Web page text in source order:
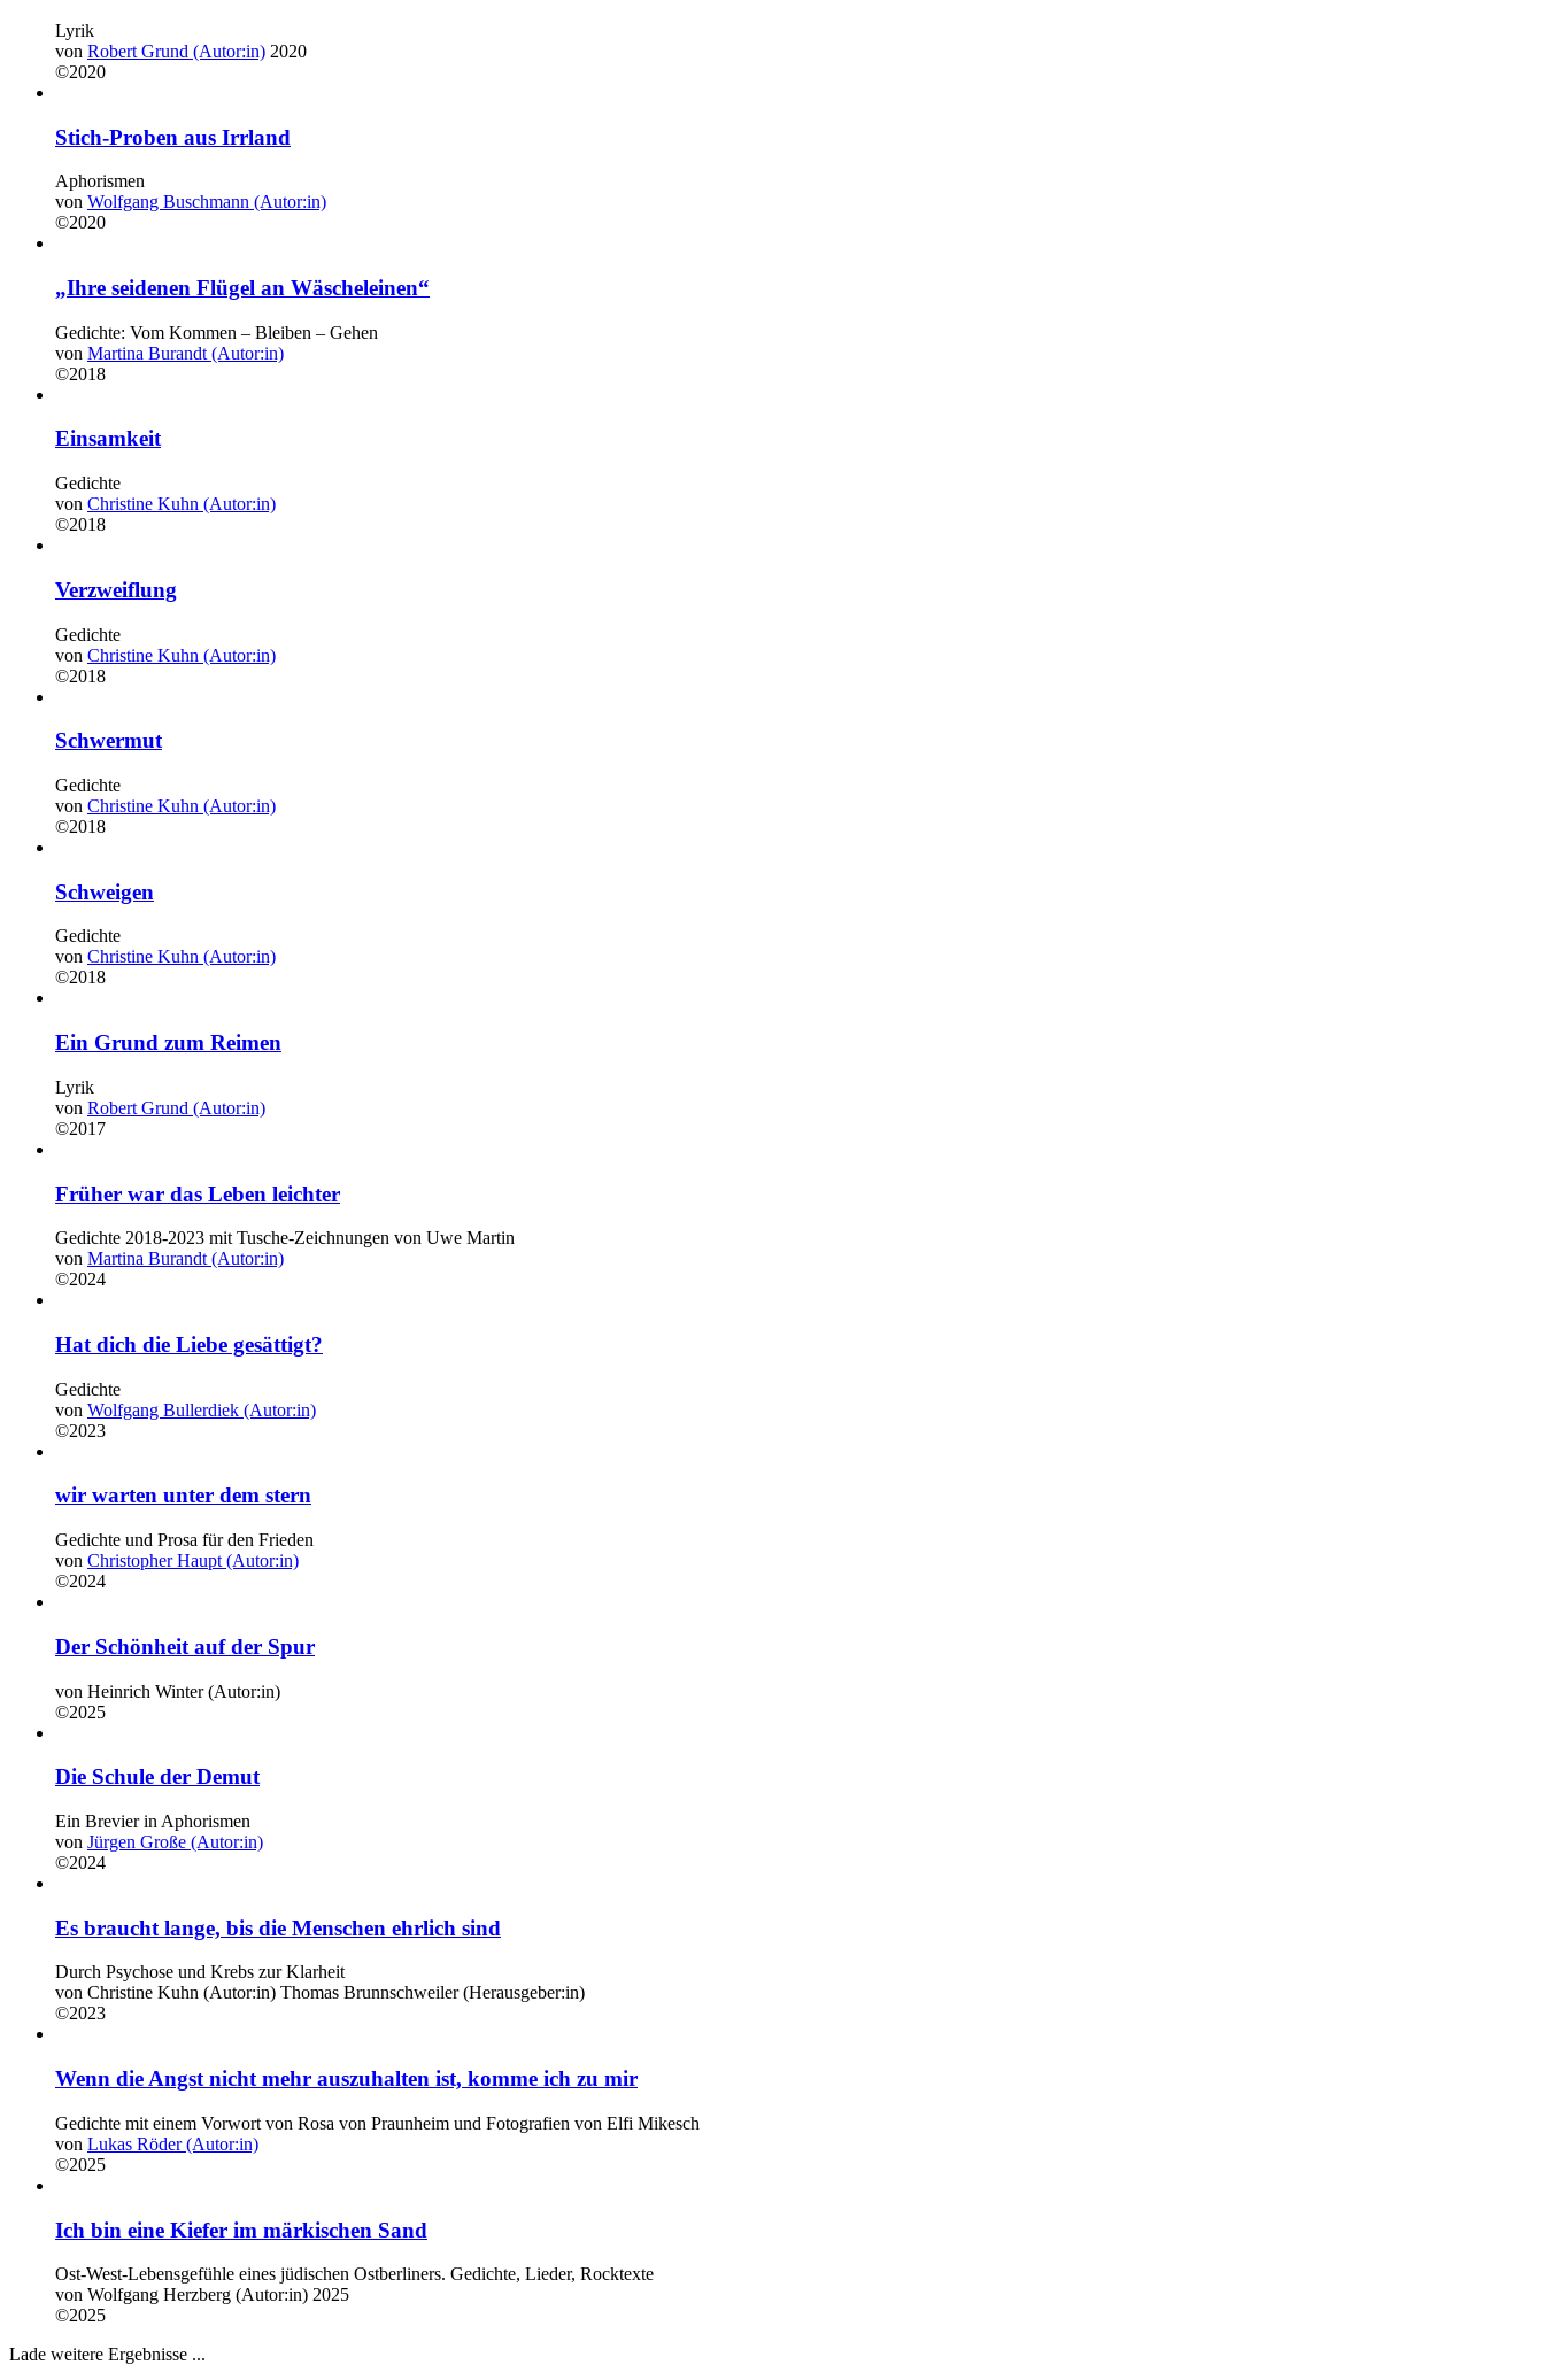
Lyrik
von Robert Grund (Autor:in) 2020
©2020
Stich-Proben aus Irrland
Aphorismen
von Wolfgang Buschmann (Autor:in)
©2020
„Ihre seidenen Flügel an Wäscheleinen“
Gedichte: Vom Kommen – Bleiben – Gehen
von Martina Burandt (Autor:in)
©2018
Einsamkeit
Gedichte
von Christine Kuhn (Autor:in)
©2018
Verzweiflung
Gedichte
von Christine Kuhn (Autor:in)
©2018
Schwermut
Gedichte
von Christine Kuhn (Autor:in)
©2018
Schweigen
Gedichte
von Christine Kuhn (Autor:in)
©2018
Ein Grund zum Reimen
Lyrik
von Robert Grund (Autor:in)
©2017
Früher war das Leben leichter
Gedichte 2018-2023 mit Tusche-Zeichnungen von Uwe Martin
von Martina Burandt (Autor:in)
©2024
Hat dich die Liebe gesättigt?
Gedichte
von Wolfgang Bullerdiek (Autor:in)
©2023
wir warten unter dem stern
Gedichte und Prosa für den Frieden
von Christopher Haupt (Autor:in)
©2024
Der Schönheit auf der Spur
von Heinrich Winter (Autor:in)
©2025
Die Schule der Demut
Ein Brevier in Aphorismen
von Jürgen Große (Autor:in)
©2024
Es braucht lange, bis die Menschen ehrlich sind
Durch Psychose und Krebs zur Klarheit
von Christine Kuhn (Autor:in) Thomas Brunnschweiler (Herausgeber:in)
©2023
Wenn die Angst nicht mehr auszuhalten ist, komme ich zu mir
Gedichte mit einem Vorwort von Rosa von Praunheim und Fotografien von Elfi Mikesch
von Lukas Röder (Autor:in)
©2025
Ich bin eine Kiefer im märkischen Sand
Ost-West-Lebensgefühle eines jüdischen Ostberliners. Gedichte, Lieder, Rocktexte
von Wolfgang Herzberg (Autor:in) 2025
©2025
Lade weitere Ergebnisse ...